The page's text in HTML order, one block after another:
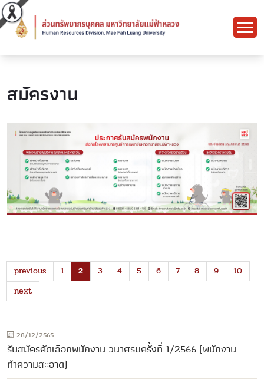
สมัครงาน
previous 1 2 3 4 5 6 7 8 9
10
next
28/12/2565
รับสมัครคัดเลือกพนักงาน วนาศรมครั้งที่ 1/2566 (พนักงาน
ทำความสะอาด)